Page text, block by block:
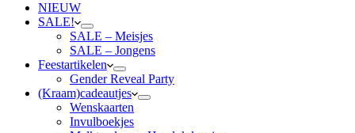
NIEUW
SALE!
SALE – Meisjes
SALE – Jongens
Feestartikelen
Gender Reveal Party
(Kraam)cadeautjes
Wenskaarten
Invulboekjes